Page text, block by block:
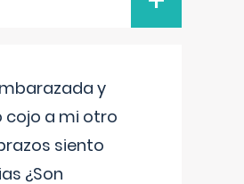
y
cojo a mi otro
siento
¿Son